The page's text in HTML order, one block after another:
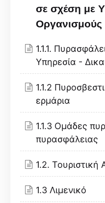
σε σχέση με
Οργανισμούς
1.1.1.
Υπηρεσία -
1.1.2
ερμάρια
1.1.3 Ομάδες
πυρασφάλειας
1.2. Τουριστική
1.3 Λιμενικό